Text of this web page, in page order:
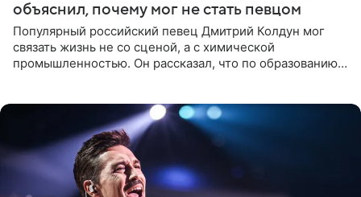
объяснил, почему мог не стать певцом
Популярный российский певец Дмитрий Колдун мог
связать жизнь не со сценой, а с химической
промышленностью. Он рассказал, что по образованию